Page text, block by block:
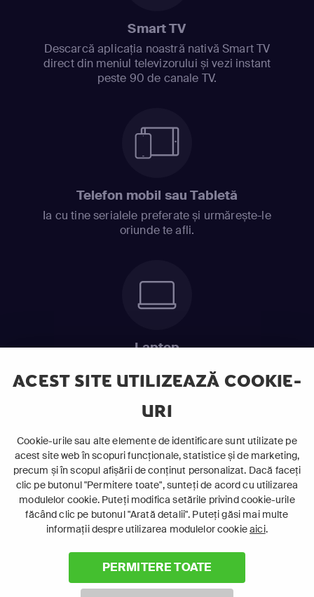
ACEST SITE UTILIZEAZĂ COOKIE-
URI
Cookie-urile sau alte elemente de identificare sunt utilizate pe
acest site web în scopuri funcționale, statistice și de marketing,
precum și în scopul afișării de conținut personalizat. Dacă faceți
clic pe butonul "Permitere toate", sunteți de acord cu utilizarea
modulelor cookie. Puteți modifica setările privind cookie-urile
făcând clic pe butonul "Arată detalii". Puteți găsi mai multe
informații despre utilizarea modulelor cookieaici.
PERMITERE TOATE
Smart TV
Descarcă aplicația noastră nativă Smart TV
direct din meniul televizorului și vezi instant
peste 90 de canale TV.
Telefon mobil sau Tabletă
Ia cu tine serialele preferate și urmărește-le
oriunde te afli.
Laptop
ABONEAZĂ-TE ACUM
Cerințe de sistem
2026 Canal+ Luxembourg S. à r.l. - Toate drepturile rezervate
Focus Sat este o marcă înregistrată aparținând Canal+